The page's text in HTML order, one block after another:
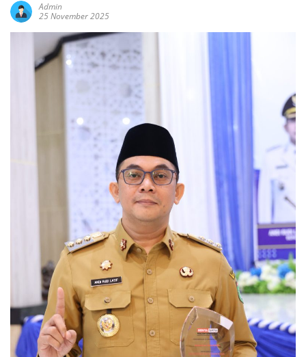
Admin
25 November 2025